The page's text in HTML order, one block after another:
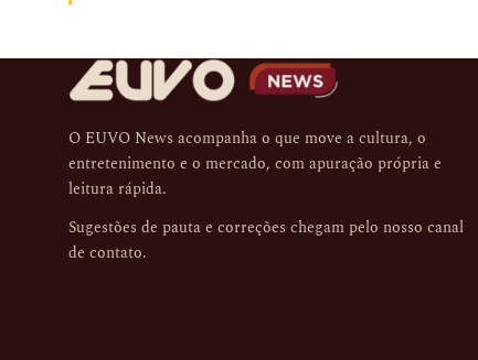
O EUVO News acompanha o que move a cultura, o
entretenimento e o mercado, com apuração própria e
leitura rápida.
Sugestões de pauta e correções chegam pelo nosso canal
de contato.